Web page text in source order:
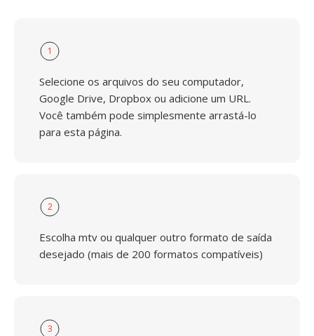
1
Selecione os arquivos do seu computador,
Google Drive, Dropbox ou adicione um URL.
Você também pode simplesmente arrastá-lo
para esta página.
2
Escolha mtv ou qualquer outro formato de saída
desejado (mais de 200 formatos compatíveis)
3